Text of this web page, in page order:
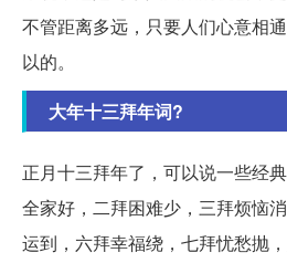
不管距离多远，只要人们心意相
以的。
大年十三拜年词?
正月十三拜年了，可以说一些经
全家好，二拜困难少，三拜烦恼
运到，六拜幸福绕，七拜忧愁抛